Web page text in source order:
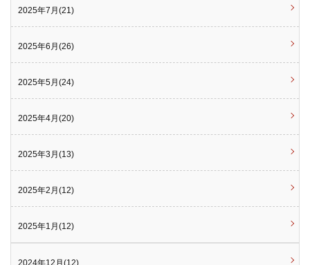
2025年7月(21)
2025年6月(26)
2025年5月(24)
2025年4月(20)
2025年3月(13)
2025年2月(12)
2025年1月(12)
2024年12月(12)